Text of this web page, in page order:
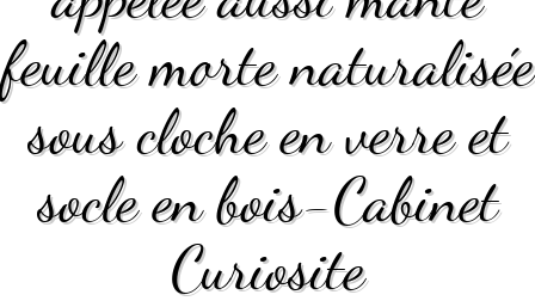
g
a
t
i
o
n
feuille morte naturalisée
sous cloche en verre et
socle en bois-Cabinet
Curiosite